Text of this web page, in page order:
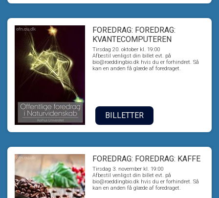
FOREDRAG: FOREDRAG:
KVANTECOMPUTEREN
Tirsdag 20. oktober kl. 19:00
Afbestil venligst din billet evt. på
bio@roeddingbio.dk hvis du er forhindret. Så
kan en anden få glæde af foredraget.
BILLETTER
FOREDRAG: FOREDRAG: KAFFE
Tirsdag 3. november kl. 19:00
Afbestil venligst din billet evt. på
bio@roeddingbio.dk hvis du er forhindret. Så
kan en anden få glæde af foredraget.